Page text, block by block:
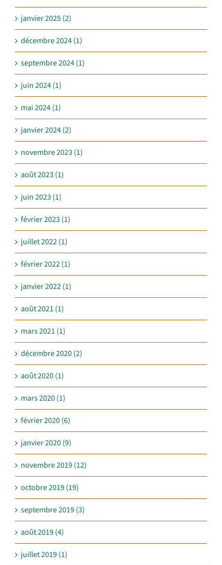
janvier 2025 (2)
décembre 2024 (1)
septembre 2024 (1)
juin 2024 (1)
mai 2024 (1)
janvier 2024 (2)
novembre 2023 (1)
août 2023 (1)
juin 2023 (1)
février 2023 (1)
juillet 2022 (1)
février 2022 (1)
janvier 2022 (1)
août 2021 (1)
mars 2021 (1)
décembre 2020 (2)
août 2020 (1)
mars 2020 (1)
février 2020 (6)
janvier 2020 (9)
novembre 2019 (12)
octobre 2019 (19)
septembre 2019 (3)
août 2019 (4)
juillet 2019 (1)